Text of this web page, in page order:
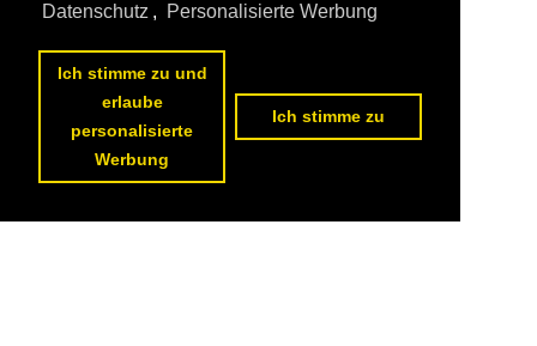
Datenschutz , Personalisierte Werbung
Ich stimme zu und
erlaube
personalisierte
Werbung
Ich stimme zu